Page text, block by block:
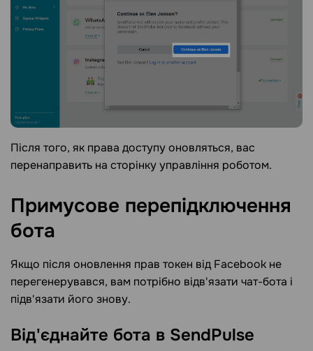
Після того, як права доступу оновляться, вас
перенаправить на сторінку управління роботом.
Примусове перепідключення
бота
Якщо після оновлення прав токен від Facebook не
перегенерувався, вам потрібно відв'язати чат-бота і
підв'язати його знову.
Від'єднайте бота в SendPulse